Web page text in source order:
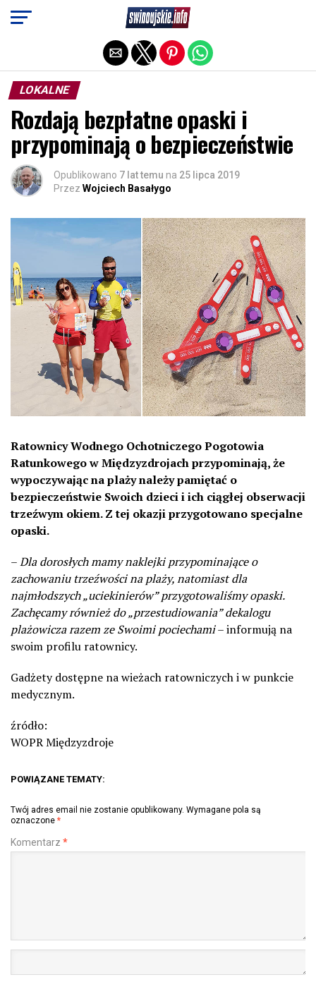
LOKALNE
Rozdają bezpłatne opaski i
przypominają o bezpieczeństwie
Opublikowano 7 lat temu na 25 lipca 2019
Przez Wojciech Basałygo
Ratownicy Wodnego Ochotniczego Pogotowia
Ratunkowego w Międzyzdrojach przypominają, że
wypoczywając na plaży należy pamiętać o
bezpieczeństwie Swoich dzieci i ich ciągłej obserwacji
trzeźwym okiem. Z tej okazji przygotowano specjalne
opaski.
–Dla dorosłych mamy naklejki przypominające o
zachowaniu trzeźwości na plaży, natomiast dla
najmłodszych „uciekinierów” przygotowaliśmy opaski.
Zachęcamy również do „przestudiowania” dekalogu
plażowicza razem ze Swoimi pociechami– informują na
swoim profilu ratownicy.
Gadżety dostępne na wieżach ratowniczych i w punkcie
medycznym.
źródło:
WOPR Międzyzdroje
POWIĄZANE TEMATY:
Twój adres email nie zostanie opublikowany. Wymagane pola są
oznaczone *
Komentarz *
Exit mobile version